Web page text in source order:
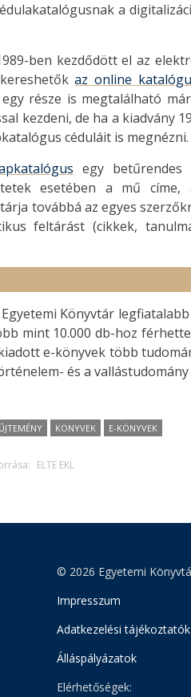
a
ben kezdődött el az
az online
része is megtalálható
kezdeni, de ha a kiadvány
céduláit is megnézni.
egy
esetében a mű
továbbá az egyes
feltárást (cikkek,
Könyvtár
mint 10.000 db-hoz
e-könyvek több
és a
KÖNYVEK E-KÖNYVEK
ELTE EKL
© 2026 Egyetemi
Impresszum
Adatkezelési tájékoztatók
Álláspályázatok
Elérhetőségek: